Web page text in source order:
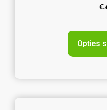
€
Opties